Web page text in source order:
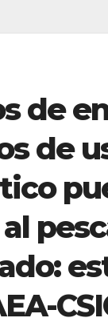
de
de